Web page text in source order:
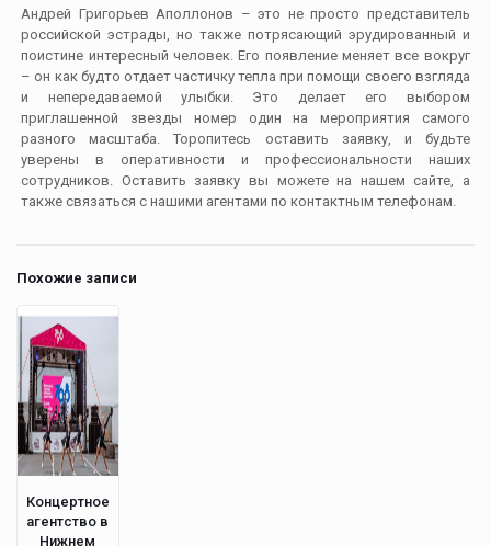
Андрей Григорьев Аполлонов – это не просто представитель
российской эстрады, но также потрясающий эрудированный и
поистине интересный человек. Его появление меняет все вокруг
– он как будто отдает частичку тепла при помощи своего взгляда
и непередаваемой улыбки. Это делает его выбором
приглашенной звезды номер один на мероприятия самого
разного масштаба. Торопитесь оставить заявку, и будьте
уверены в оперативности и профессиональности наших
сотрудников. Оставить заявку вы можете на нашем сайте, а
также связаться с нашими агентами по контактным телефонам.
Похожие записи
Концертное
агентство в
Нижнем